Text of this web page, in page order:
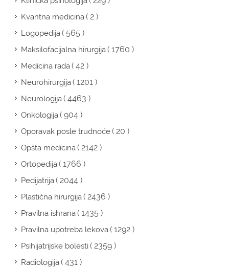
Kvantna medicina( 2 )
Logopedija( 565 )
Maksilofacijalna hirurgija( 1760 )
Medicina rada( 42 )
Neurohirurgija( 1201 )
Neurologija( 4463 )
Onkologija( 904 )
Oporavak posle trudnoće( 20 )
Opšta medicina( 2142 )
Ortopedija( 1766 )
Pedijatrija( 2044 )
Plastična hirurgija( 2436 )
Pravilna ishrana( 1435 )
Pravilna upotreba lekova( 1292 )
Psihijatrijske bolesti( 2359 )
Radiologija( 431 )